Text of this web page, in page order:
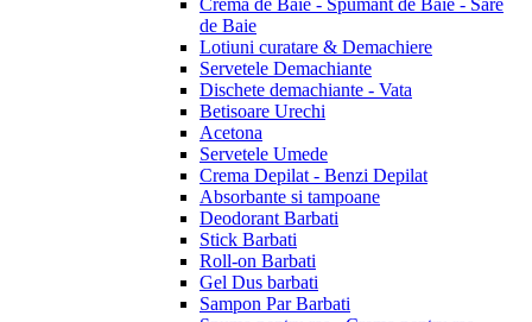
Crema de Baie - Spumant de Baie - Sare
de Baie
Lotiuni curatare & Demachiere
Servetele Demachiante
Dischete demachiante - Vata
Betisoare Urechi
Acetona
Servetele Umede
Crema Depilat - Benzi Depilat
Absorbante si tampoane
Deodorant Barbati
Stick Barbati
Roll-on Barbati
Gel Dus barbati
Sampon Par Barbati